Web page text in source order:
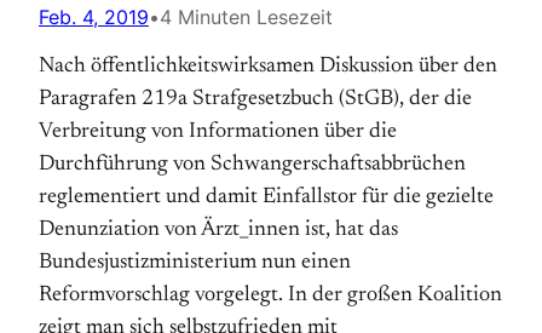
Feb. 4, 2019•4 Minuten Lesezeit
Nach öffentlichkeitswirksamen Diskussion über den
Paragrafen 219a Strafgesetzbuch (StGB), der die
Verbreitung von Informationen über die
Durchführung von Schwangerschaftsabbrüchen
reglementiert und damit Einfallstor für die gezielte
Denunziation von Ärzt_innen ist, hat das
Bundesjustizministerium nun einen
Reformvorschlag vorgelegt. In der großen Koalition
zeigt man sich selbstzufrieden mit